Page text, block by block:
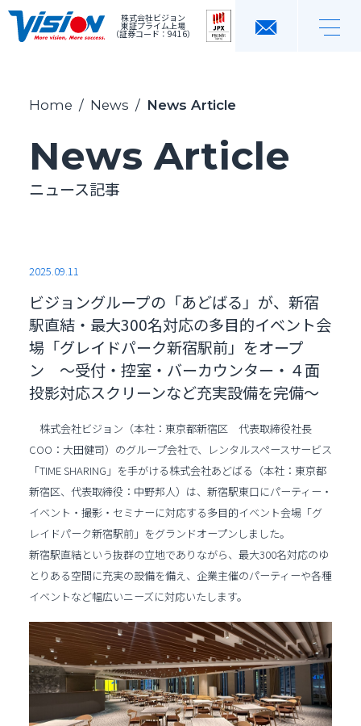
株式会社ビジョン
東証プライム上場
（証券コード：9416）
Home / News / News Article
News Article
ニュース記事
2025.09.11
ビジョングループの「あどばる」が、新宿
駅直結・最大300名対応の多目的イベント会
場「グレイドパーク新宿駅前」をオープ
ン ～受付・控室・バーカウンター・４面
投影対応スクリーンなど充実設備を完備～
株式会社ビジョン（本社：東京都新宿区 代表取締役社長
COO：大田健司）のグループ会社で、レンタルスペースサービス
「TIME SHARING」を手がける株式会社あどばる（本社：東京都
新宿区、代表取締役：中野邦人）は、新宿駅東口にパーティー・
イベント・撮影・セミナーに対応する多目的イベント会場「グ
レイドパーク新宿駅前」をグランドオープンしました。
新宿駅直結という抜群の立地でありながら、最大300名対応のゆ
とりある空間に充実の設備を備え、企業主催のパーティーや各種
イベントなど幅広いニーズに対応いたします。